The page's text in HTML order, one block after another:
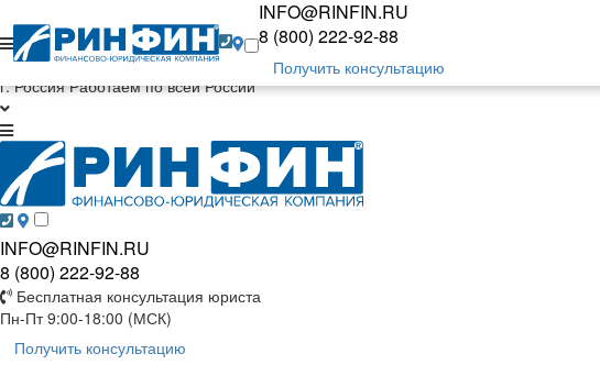
Новости Контакты
г. Россия Работаем по всей России
INFO@RINFIN.RU
8 (800) 222-92-88
Бесплатная консультация юриста
Пн-Пт 9:00-18:00 (МСК)
Получить консультацию
INFO@RINFIN.RU
8 (800) 222-92-88
Получить консультацию